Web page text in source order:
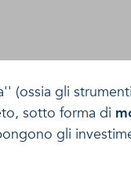
(ossia gli
sotto forma di
gli